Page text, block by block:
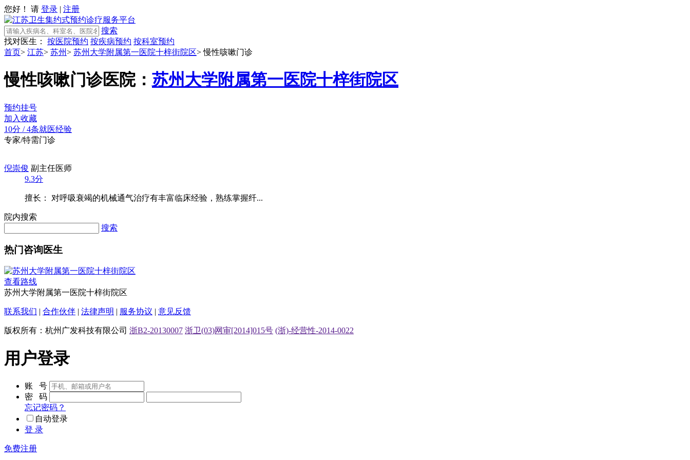
您好！ 请 登录 | 注册
搜索
找对医生：
按医院预约 按疾病预约 按科室预约
首页> 江苏> 苏州> 苏州大学附属第一医院十梓街院区>慢性咳嗽门诊
慢性咳嗽门诊医院： 苏州大学附属第一医院十梓街院区
预约挂号
加入收藏
10分 / 4条就医经验
专家/特需门诊
倪崇俊 副主任医师
9.3分
擅长： 对呼吸衰竭的机械通气治疗有丰富临床经验，熟练掌握纤...
院内搜索
搜索
热门咨询医生
查看路线
苏州大学附属第一医院十梓街院区
联系我们 | 合作伙伴 | 法律声明 | 服务协议 | 意见反馈
版权所有：杭州广发科技有限公司 浙B2-20130007 浙卫(03)网审[2014]015号 (浙)-经营性-2014-0022
用户登录
账 号
密 码
忘记密码？
自动登录
登 录
免费注册